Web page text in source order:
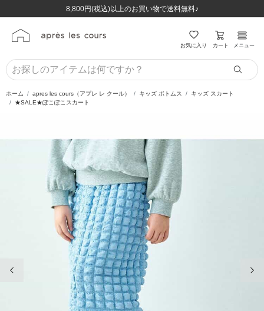
8,800円(税込)以上のお買い物で送料無料♪
ほぼ全品半額！！8/12(水)お昼12:59まで！！
8,800円(税込)以上のお買い物で送料無料♪
ほぼ全品半額！！8/12(水)お昼12:59まで！！
お気に入り カート メニュー
ホーム apres les cours（アプレ レ クール） キッズ ボトムス
キッズ スカート
★SALE★ぽこぽこスカート